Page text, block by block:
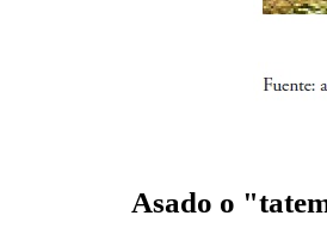
Asado o